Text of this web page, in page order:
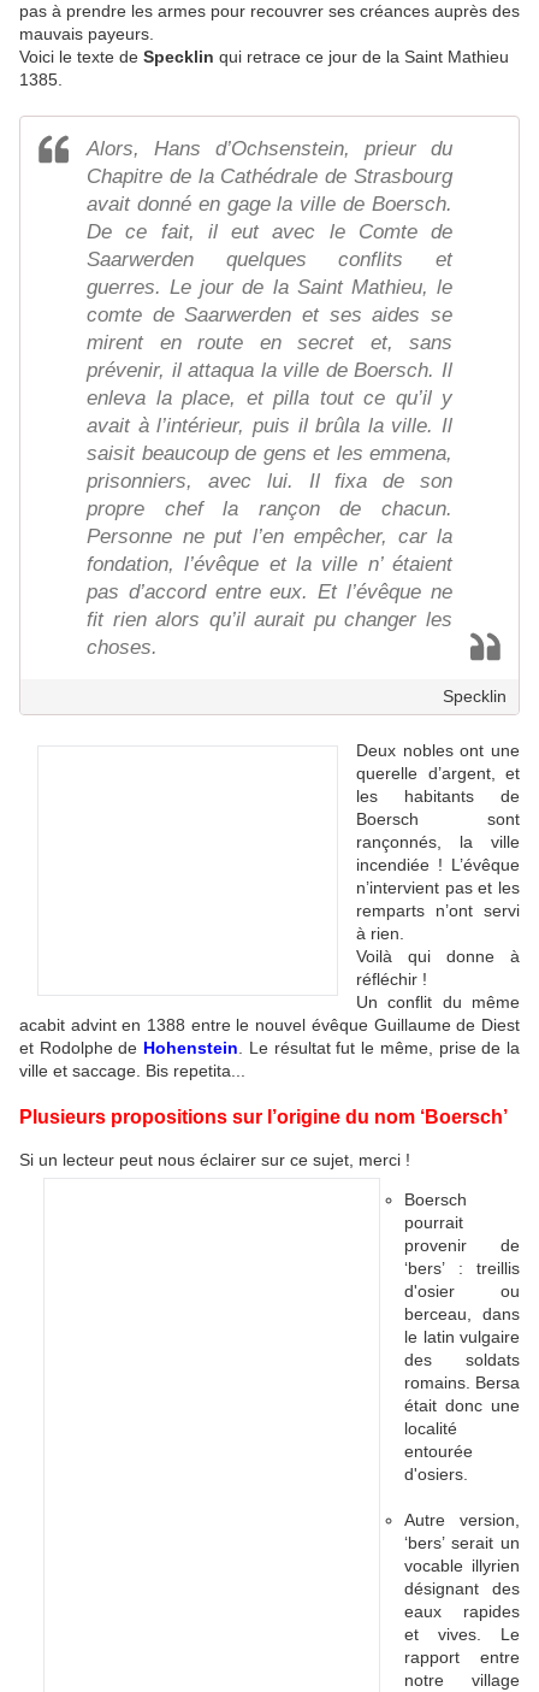
pas à prendre les armes pour recouvrer ses créances auprès des
mauvais payeurs.
Voici le texte de Specklin qui retrace ce jour de la Saint Mathieu
1385.
Alors, Hans d’Ochsenstein, prieur du
Chapitre de la Cathédrale de Strasbourg
avait donné en gage la ville de Boersch.
De ce fait, il eut avec le Comte de
Saarwerden quelques conflits et
guerres. Le jour de la Saint Mathieu, le
comte de Saarwerden et ses aides se
mirent en route en secret et, sans
prévenir, il attaqua la ville de Boersch. Il
enleva la place, et pilla tout ce qu’il y
avait à l’intérieur, puis il brûla la ville. Il
saisit beaucoup de gens et les emmena,
prisonniers, avec lui. Il fixa de son
propre chef la rançon de chacun.
Personne ne put l’en empêcher, car la
fondation, l’évêque et la ville n’ étaient
pas d’accord entre eux. Et l’évêque ne
fit rien alors qu’il aurait pu changer les
choses.
Specklin
Deux nobles ont une
querelle d’argent, et
les habitants de
Boersch sont
rançonnés, la ville
incendiée ! L’évêque
n’intervient pas et les
remparts n’ont servi
à rien.
Voilà qui donne à
réfléchir !
Un conflit du même
acabit advint en 1388 entre le nouvel évêque Guillaume de Diest
et Rodolphe de Hohenstein. Le résultat fut le même, prise de la
ville et saccage. Bis repetita...
Plusieurs propositions sur l’origine du nom ‘Boersch’
Si un lecteur peut nous éclairer sur ce sujet, merci !
Boersch
pourrait
provenir de
‘bers’ : treillis
d'osier ou
berceau, dans
le latin vulgaire
des soldats
romains. Bersa
était donc une
localité
entourée
d'osiers.
Autre version,
‘bers’ serait un
vocable illyrien
désignant des
eaux rapides
et vives. Le
rapport entre
notre village